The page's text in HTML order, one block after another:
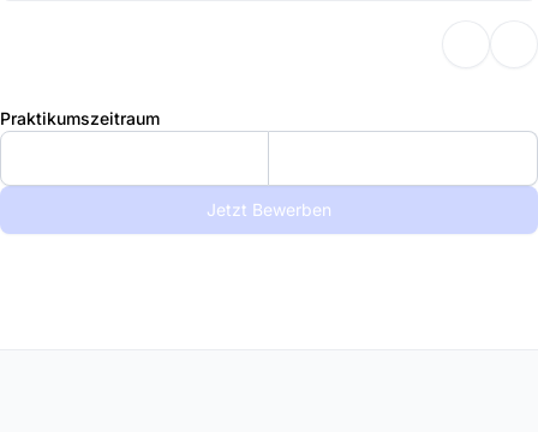
Praktikumszeitraum
Jetzt Bewerben